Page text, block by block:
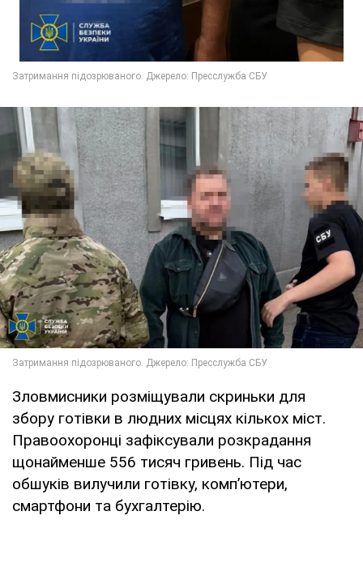
Зловмисники розміщували скриньки для
збору готівки в людних місцях кількох міст.
Правоохоронці зафіксували розкрадання
щонайменше 556 тисяч гривень. Під час
обшуків вилучили готівку, комп’ютери,
смартфони та бухгалтерію.